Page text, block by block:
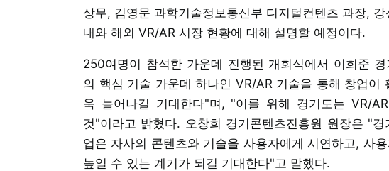
상무, 김영문 과학기술정보통신부 디지털컨텐츠 과장,
내와 해외 VR/AR 시장 현황에 대해 설명할 예정이다.
250여명이 참석한 가운데 진행된 개회식에서 이희준
의 핵심 기술 가운데 하나인 VR/AR 기술을 통해 창업이
욱 늘어나길 기대한다"며, "이를 위해 경기도는 VR/
것"이라고 밝혔다. 오창희 경기콘텐츠진흥원 원장은 "
업은 자사의 콘텐츠와 기술을 사용자에게 시연하고, 사
높일 수 있는 계기가 되길 기대한다"고 말했다.